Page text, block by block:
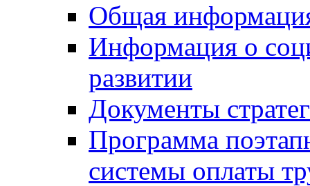
Общая
Информация о
развитии
Документы
Программа
системы оплаты